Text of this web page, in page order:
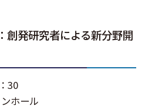
創発研究者による新分野開
30
ホール